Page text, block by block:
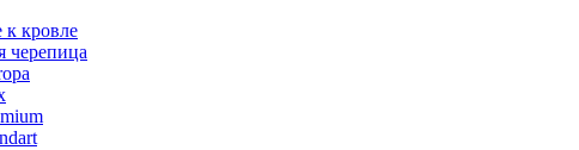
кровле
черепица